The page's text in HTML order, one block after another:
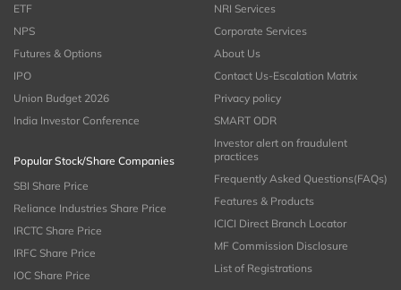
ETF
NPS
Futures & Options
IPO
Union Budget 2026
India Investor Conference
Popular Stock/Share Companies
SBI Share Price
Reliance Industries Share Price
IRCTC Share Price
IRFC Share Price
IOC Share Price
NRI Services
Corporate Services
About Us
Contact Us-Escalation Matrix
Privacy policy
SMART ODR
Investor alert on fraudulent
practices
Frequently Asked Questions(FAQs)
Features & Products
ICICI Direct Branch Locator
MF Commission Disclosure
List of Registrations